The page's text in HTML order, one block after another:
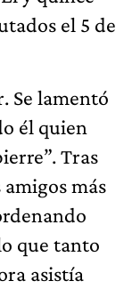
el 5 de
Se lamentó
él quien
Tras
más
que tanto
asistía